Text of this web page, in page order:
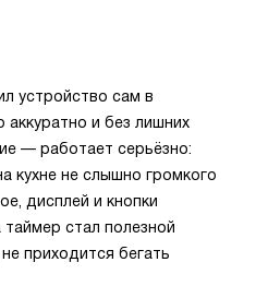
устройство сам в
и без лишних
— работает серьёзно:
кухне не слышно громкого
дисплей и кнопки
стал полезной
приходится бегать